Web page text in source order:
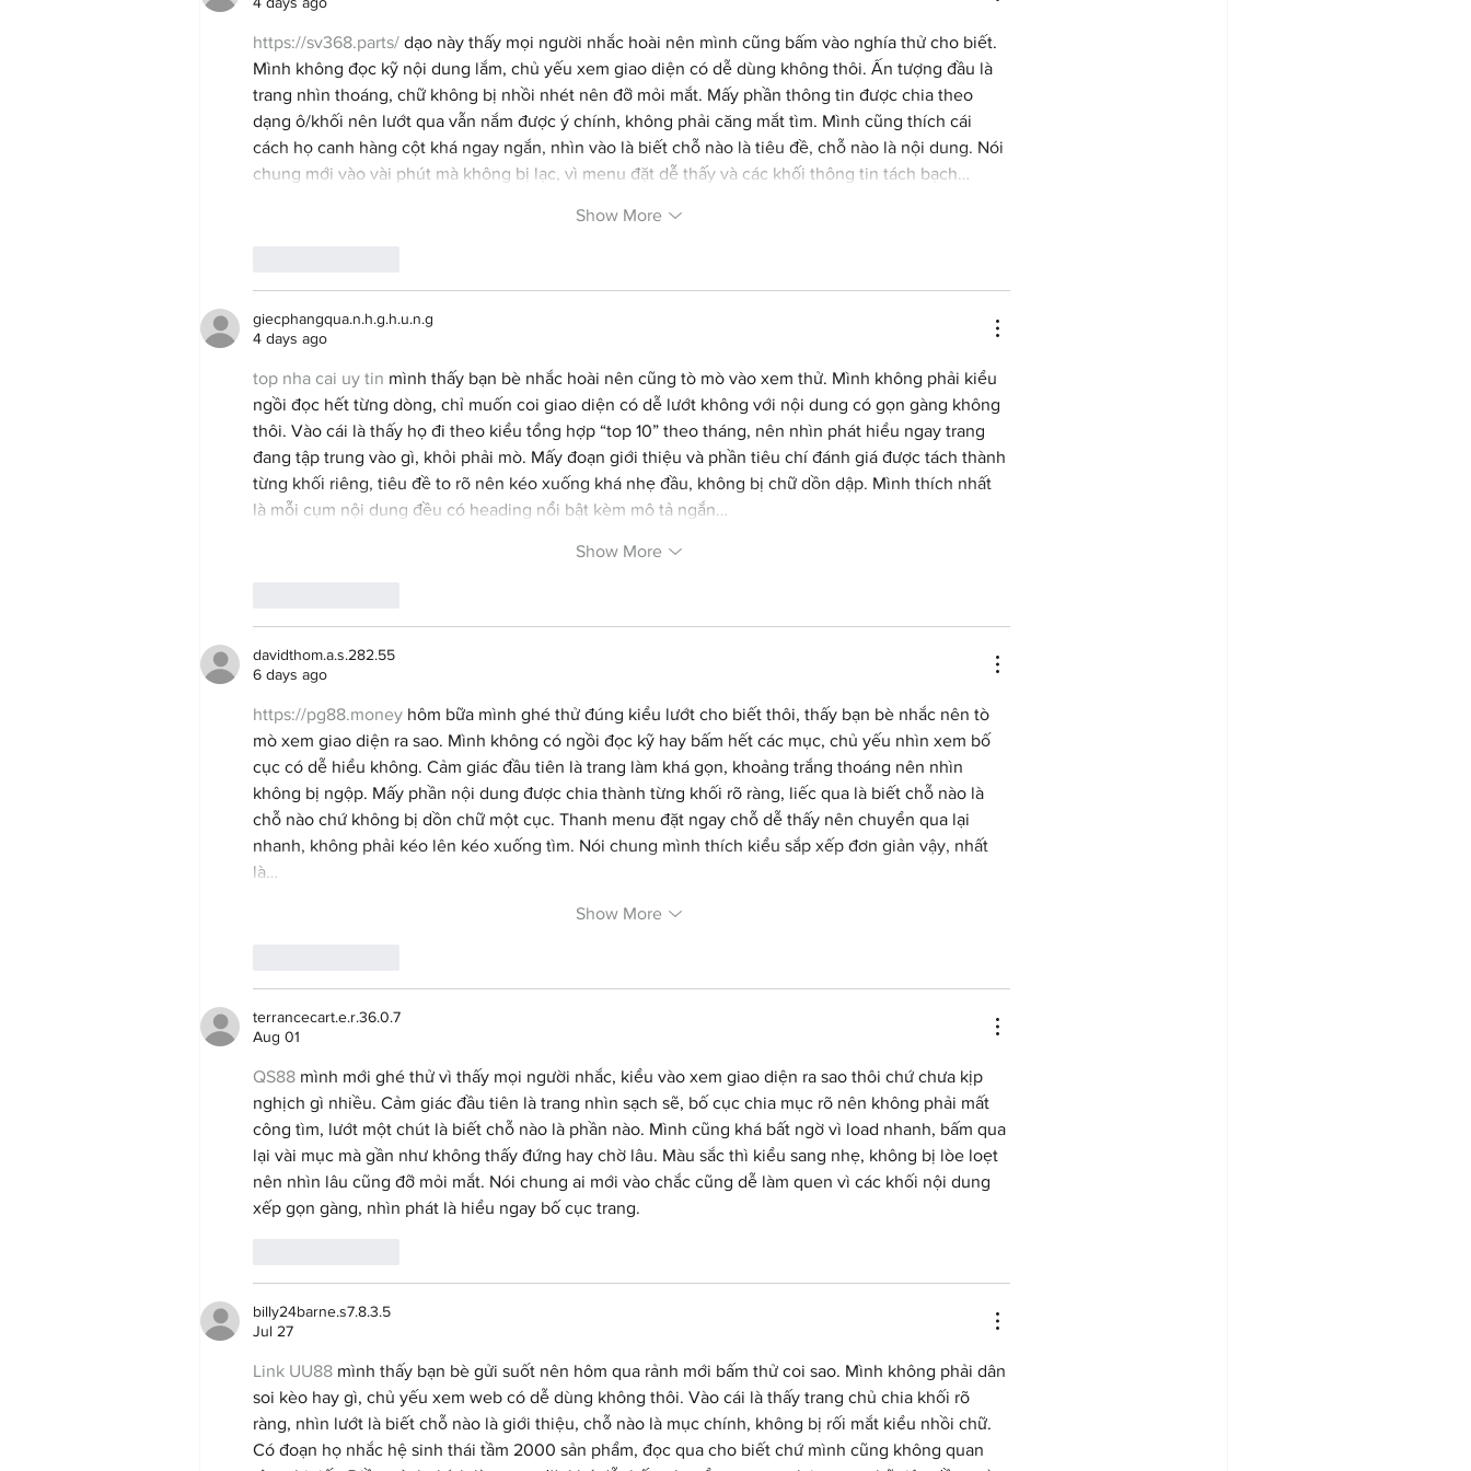
https://sv368.parts/ dạo này thấy mọi người nhắc hoài nên mình cũng bấm vào nghía thử cho biết.
Mình không đọc kỹ nội dung lắm, chủ yếu xem giao diện có dễ dùng không thôi. Ấn tượng đầu là
trang nhìn thoáng, chữ không bị nhồi nhét nên đỡ mỏi mắt. Mấy phần thông tin được chia theo
dạng ô/khối nên lướt qua vẫn nắm được ý chính, không phải căng mắt tìm. Mình cũng thích cái
cách họ canh hàng cột khá ngay ngắn, nhìn vào là biết chỗ nào là tiêu đề, chỗ nào là nội dung. Nói
chung mới vào vài phút mà không bị lạc, vì menu đặt dễ thấy và các khối thông tin tách bạch…
Show More
giecphangqua.n.h.g.h.u.n.g
4 days ago
top nha cai uy tin mình thấy bạn bè nhắc hoài nên cũng tò mò vào xem thử. Mình không phải kiểu
ngồi đọc hết từng dòng, chỉ muốn coi giao diện có dễ lướt không với nội dung có gọn gàng không
thôi. Vào cái là thấy họ đi theo kiểu tổng hợp “top 10” theo tháng, nên nhìn phát hiểu ngay trang
đang tập trung vào gì, khỏi phải mò. Mấy đoạn giới thiệu và phần tiêu chí đánh giá được tách thành
từng khối riêng, tiêu đề to rõ nên kéo xuống khá nhẹ đầu, không bị chữ dồn dập. Mình thích nhất
là mỗi cụm nội dung đều có heading nổi bật kèm mô tả ngắn…
Show More
davidthom.a.s.282.55
6 days ago
https://pg88.money hôm bữa mình ghé thử đúng kiểu lướt cho biết thôi, thấy bạn bè nhắc nên tò
mò xem giao diện ra sao. Mình không có ngồi đọc kỹ hay bấm hết các mục, chủ yếu nhìn xem bố
cục có dễ hiểu không. Cảm giác đầu tiên là trang làm khá gọn, khoảng trắng thoáng nên nhìn
không bị ngộp. Mấy phần nội dung được chia thành từng khối rõ ràng, liếc qua là biết chỗ nào là
chỗ nào chứ không bị dồn chữ một cục. Thanh menu đặt ngay chỗ dễ thấy nên chuyển qua lại
nhanh, không phải kéo lên kéo xuống tìm. Nói chung mình thích kiểu sắp xếp đơn giản vậy, nhất
là…
Show More
terrancecart.e.r.36.0.7
Aug 01
QS88 mình mới ghé thử vì thấy mọi người nhắc, kiểu vào xem giao diện ra sao thôi chứ chưa kịp
nghịch gì nhiều. Cảm giác đầu tiên là trang nhìn sạch sẽ, bố cục chia mục rõ nên không phải mất
công tìm, lướt một chút là biết chỗ nào là phần nào. Mình cũng khá bất ngờ vì load nhanh, bấm qua
lại vài mục mà gần như không thấy đứng hay chờ lâu. Màu sắc thì kiểu sang nhẹ, không bị lòe loẹt
nên nhìn lâu cũng đỡ mỏi mắt. Nói chung ai mới vào chắc cũng dễ làm quen vì các khối nội dung
xếp gọn gàng, nhìn phát là hiểu ngay bố cục trang.
billy24barne.s7.8.3.5
Jul 27
Link UU88 mình thấy bạn bè gửi suốt nên hôm qua rảnh mới bấm thử coi sao. Mình không phải dân
soi kèo hay gì, chủ yếu xem web có dễ dùng không thôi. Vào cái là thấy trang chủ chia khối rõ
ràng, nhìn lướt là biết chỗ nào là giới thiệu, chỗ nào là mục chính, không bị rối mắt kiểu nhồi chữ.
Có đoạn họ nhắc hệ sinh thái tầm 2000 sản phẩm, đọc qua cho biết chứ mình cũng không quan